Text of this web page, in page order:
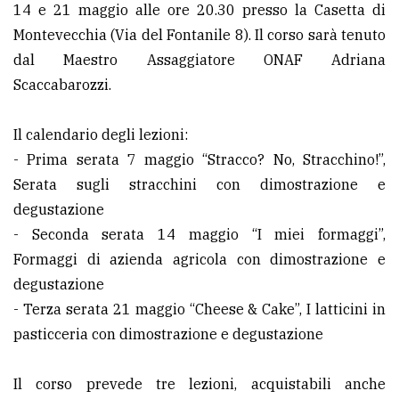
Cerca
per
comune
avanzata
LE
ALTRE
TESTATE
14 e 21 maggio alle ore 20.30 presso la Casetta di
Montevecchia (Via del Fontanile 8). Il corso sarà tenuto
dal Maestro Assaggiatore ONAF Adriana
Scaccabarozzi.
Il calendario degli lezioni:
- Prima serata 7 maggio “Stracco? No, Stracchino!”,
Serata sugli stracchini con dimostrazione e
degustazione
- Seconda serata 14 maggio “I miei formaggi”,
Formaggi di azienda agricola con dimostrazione e
degustazione
- Terza serata 21 maggio “Cheese & Cake”, I latticini in
pasticceria con dimostrazione e degustazione
Il corso prevede tre lezioni, acquistabili anche